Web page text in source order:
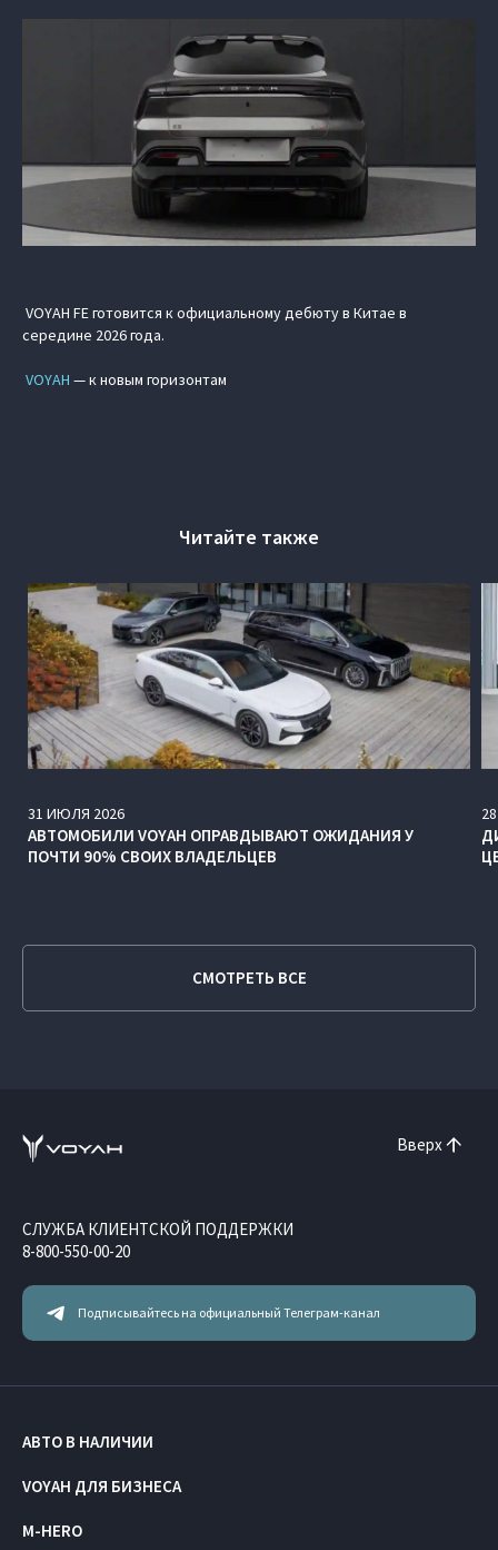
VOYAH FE готовится к официальному дебюту в Китае в
середине 2026 года.
VOYAH — к новым горизонтам
Читайте также
31 ИЮЛЯ 2026
АВТОМОБИЛИ VOYAH ОПРАВДЫВАЮТ ОЖИДАНИЯ У
ПОЧТИ 90% СВОИХ ВЛАДЕЛЬЦЕВ
28
СМОТРЕТЬ ВСЕ
Вверх
Подписывайтесь на официальный Телеграм-канал
СЛУЖБА КЛИЕНТСКОЙ ПОДДЕРЖКИ
8-800-550-00-20
АВТО В НАЛИЧИИ
VOYAH ДЛЯ БИЗНЕСА
M-HERO